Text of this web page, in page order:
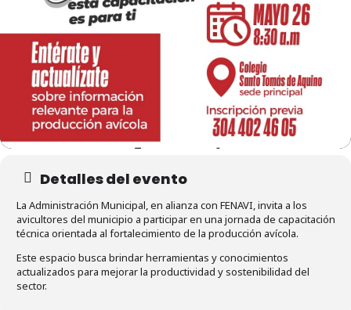
Detalles del evento
La Administración Municipal, en alianza con FENAVI, invita a los
avicultores del municipio a participar en una jornada de capacitación
técnica orientada al fortalecimiento de la producción avícola.
Este espacio busca brindar herramientas y conocimientos
actualizados para mejorar la productividad y sostenibilidad del
sector.